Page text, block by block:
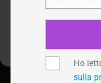
Ho
sulla